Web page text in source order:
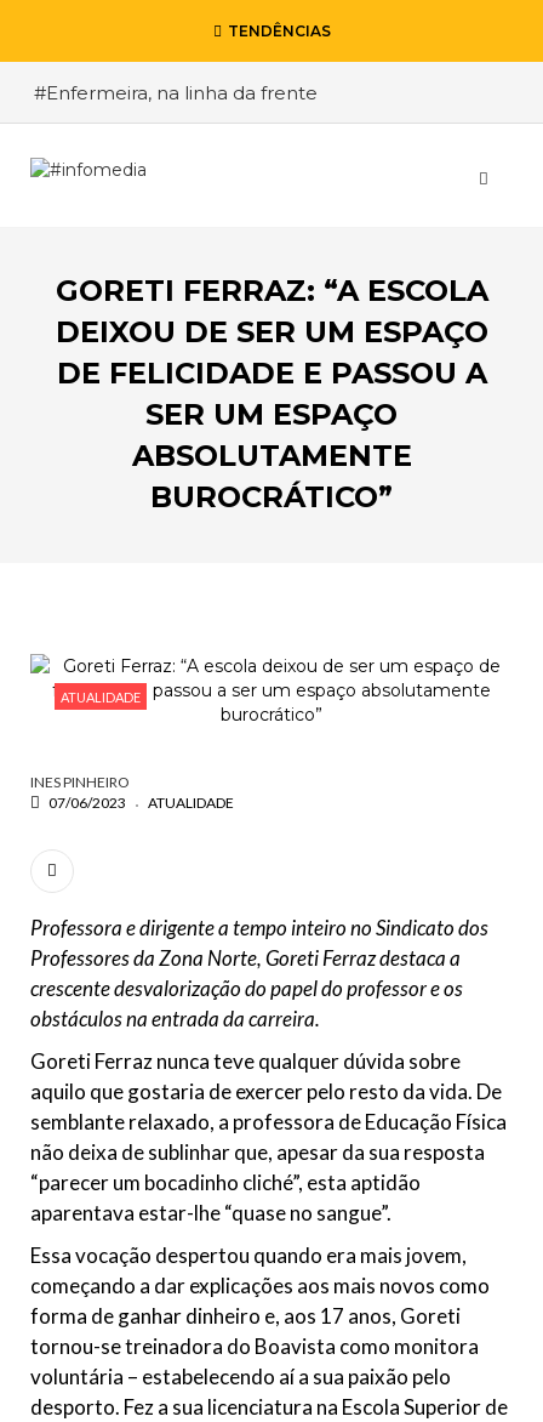
TENDÊNCIAS
#Enfermeira, na linha da frente
#Viver a Covid entre Itália e o Brasil
#O relato de um motorista de pesados, a história
de quem anda cá e lá
GORETI FERRAZ: “A ESCOLA
DEIXOU DE SER UM ESPAÇO
DE FELICIDADE E PASSOU A
SER UM ESPAÇO
ABSOLUTAMENTE
BUROCRÁTICO”
ESCREVA O QUE PROCURA E PRIMA ENTER
ATUALIDADE
INES PINHEIRO
07/06/2023
ATUALIDADE
Professora e dirigente a tempo inteiro no Sindicato dos
Professores da Zona Norte, Goreti Ferraz destaca a
crescente desvalorização do papel do professor e os
obstáculos na entrada da carreira.
Goreti Ferraz nunca teve qualquer dúvida sobre
aquilo que gostaria de exercer pelo resto da vida. De
semblante relaxado, a professora de Educação Física
não deixa de sublinhar que, apesar da sua resposta
“parecer um bocadinho cliché”, esta aptidão
aparentava estar-lhe “quase no sangue”.
Essa vocação despertou quando era mais jovem,
começando a dar explicações aos mais novos como
forma de ganhar dinheiro e, aos 17 anos, Goreti
tornou-se treinadora do Boavista como monitora
voluntária – estabelecendo aí a sua paixão pelo
desporto. Fez a sua licenciatura na Escola Superior de